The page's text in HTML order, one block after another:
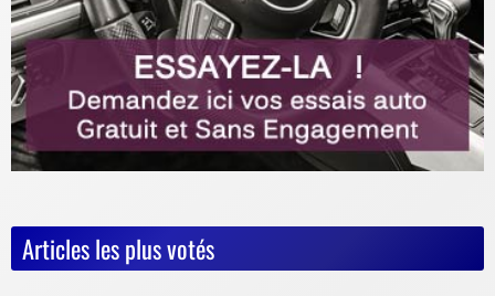
Articles les plus votés